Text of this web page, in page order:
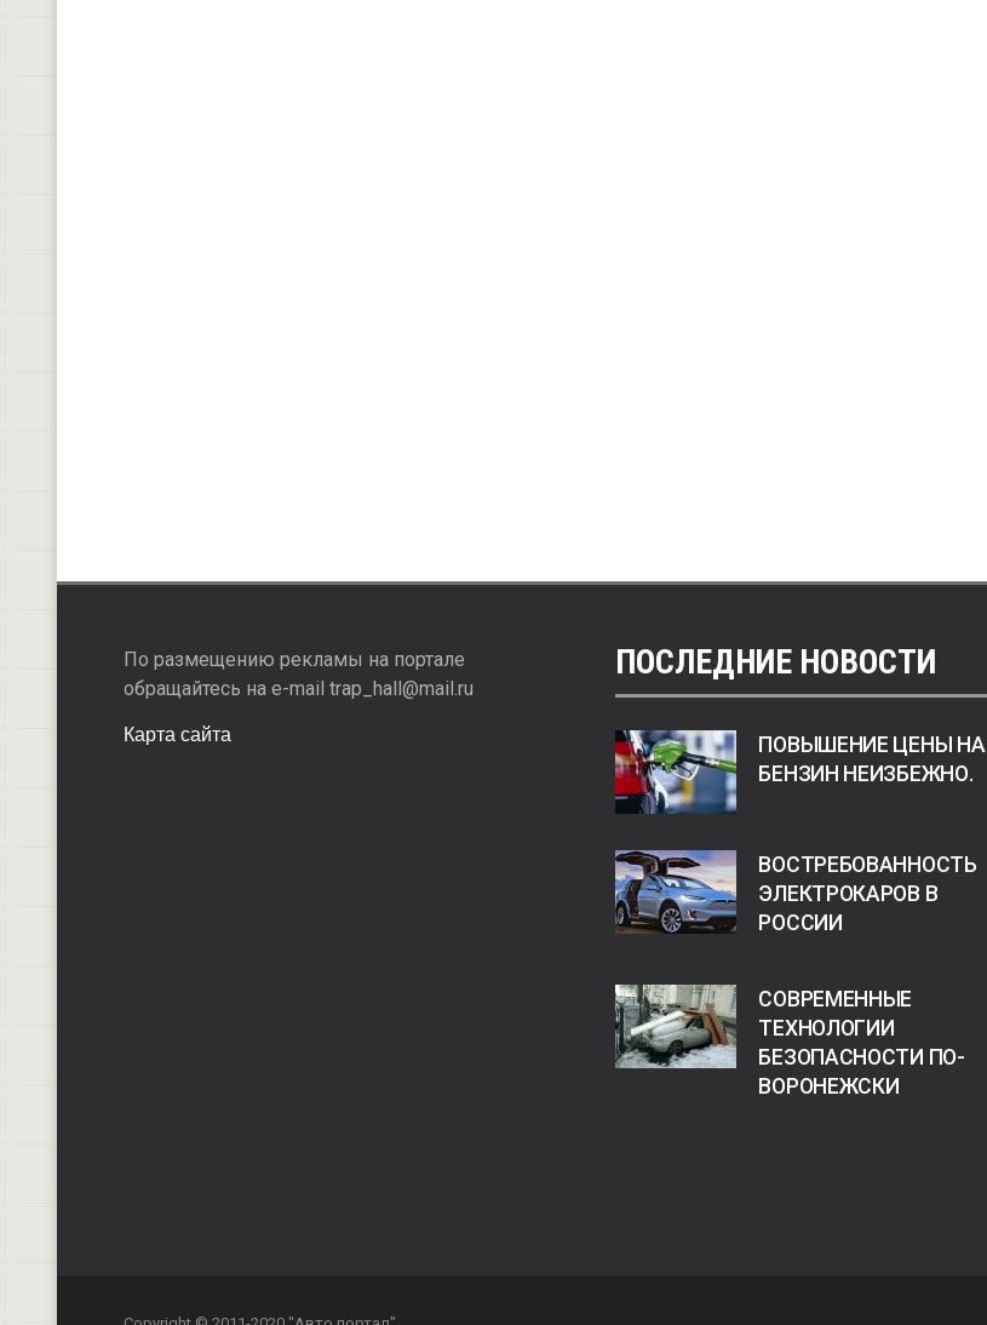
По размещению рекламы на портале
обращайтесь на e-mail trap_hall@mail.ru
Карта сайта
ПОСЛЕДНИЕ НОВОСТИ
ПОВЫШЕНИЕ ЦЕНЫ НА
БЕНЗИН НЕИЗБЕЖНО.
ВОСТРЕБОВАННОСТЬ
ЭЛЕКТРОКАРОВ В
РОССИИ
СОВРЕМЕННЫЕ
ТЕХНОЛОГИИ
БЕЗОПАСНОСТИ ПО-
ВОРОНЕЖСКИ